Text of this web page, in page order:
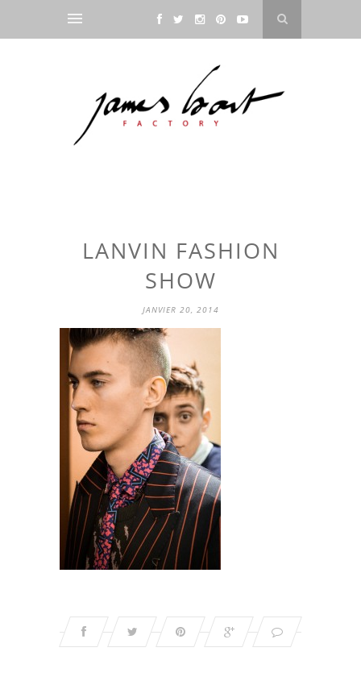
LANVIN FASHION
SHOW
JANVIER 20, 2014